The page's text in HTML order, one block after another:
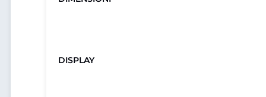
DISPLAY